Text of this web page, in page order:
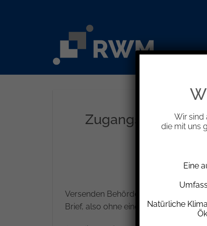
Zugangsfiktion bei
Versenden Behörden
Brief, also ohne eine konkrete
Wir sind
die mit uns
Eine
Natürliche